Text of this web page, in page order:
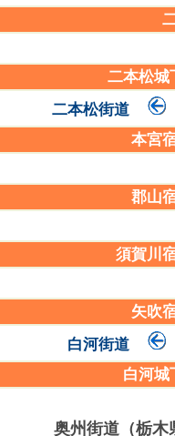
二本松城
二本松街道
本宮
郡山
須賀川
矢吹
白河街道
白河城
奥州街道（栃木